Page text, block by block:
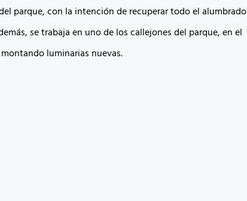
parque, con la intención de recuperar todo el alumbrado
se trabaja en uno de los callejones del parque, en el
luminarias nuevas.